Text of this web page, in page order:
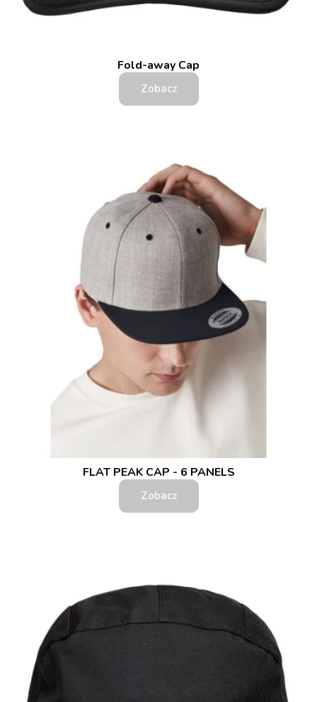
Fold-away Cap
Zobacz
FLAT PEAK CAP - 6 PANELS
Zobacz